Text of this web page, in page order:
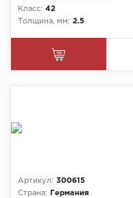
Класс: 42
Толщина, мм: 2.5
Артикул: 300615
Страна:
Германия